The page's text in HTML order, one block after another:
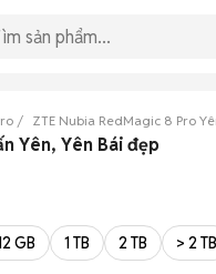
ZTE Nubia RedMagic 8 Pro
Yên, Yên Bái đẹp
GB 1 TB 2 TB > 2 TB